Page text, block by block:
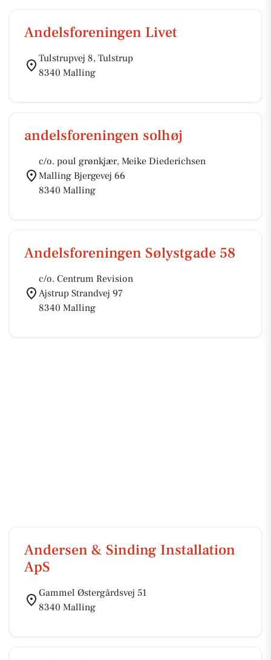
Andelsforeningen Livet
Tulstrupvej 8, Tulstrup
8340 Malling
andelsforeningen solhøj
c/o. poul grønkjær, Meike Diederichsen
Malling Bjergevej 66
8340 Malling
Andelsforeningen Sølystgade 58
c/o. Centrum Revision
Ajstrup Strandvej 97
8340 Malling
Andersen & Sinding Installation
ApS
Gammel Østergårdsvej 51
8340 Malling